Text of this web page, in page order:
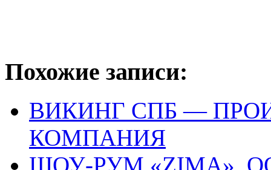
Похожие записи:
ВИКИНГ СПБ —
КОМПАНИЯ